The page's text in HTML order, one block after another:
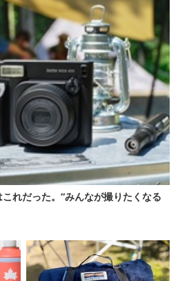
これだった。“みんなが撮りたくなる